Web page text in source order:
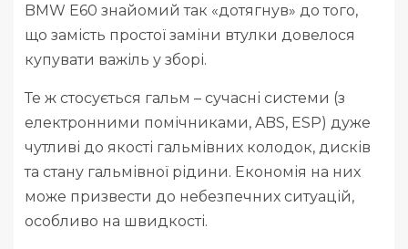
BMW E60 знайомий так «дотягнув» до того,
що замість простої заміни втулки довелося
купувати важіль у зборі.
Те ж стосується гальм – сучасні системи (з
електронними помічниками, ABS, ESP) дуже
чутливі до якості гальмівних колодок, дисків
та стану гальмівної рідини. Економія на них
може призвести до небезпечних ситуацій,
особливо на швидкості.